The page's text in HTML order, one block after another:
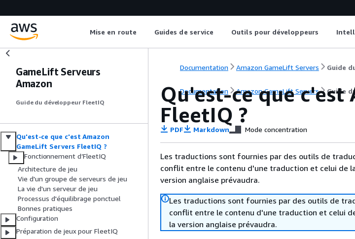
Mise en route Guides de service Outils pour développeurs
GameLift Serveurs
Amazon
Guide du développeur FleetIQ
Qu'est-ce que c'est Amazon
GameLift Servers FleetIQ ?
Fonctionnement d’FleetIQ
Architecture de jeu
Vie d'un groupe de serveurs de jeu
La vie d'un serveur de jeu
Processus d'équilibrage ponctuel
Bonnes pratiques
Configuration
Préparation de jeux pour FleetIQ
Documentation Amazon GameLift Servers Guide
Documentation Amazon GameLift Servers Guide
Qu'est-ce que c'est
FleetIQ ?
PDF Markdown Mode concentration
Les traductions sont fournies par des outils de
conflit entre le contenu d'une traduction et celui de
version anglaise prévaudra.
Les traductions sont fournies par des outils de
conflit entre le contenu d'une traduction et celui
la version anglaise prévaudra.